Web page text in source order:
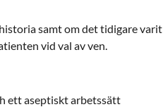
samt om det tidigare varit
vid val av ven.
ett aseptiskt arbetssätt